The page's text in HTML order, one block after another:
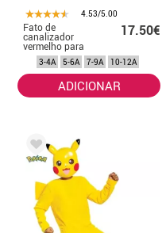
4.53/5.00
Fato de
canalizador
vermelho para
menino
17.50€
3-4A 5-6A 7-9A 10-12A
ADICIONAR